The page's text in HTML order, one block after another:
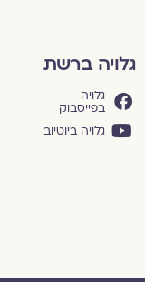
גלויה ברשת
גלויה
בפייסבוק
גלויה ביוטיוב